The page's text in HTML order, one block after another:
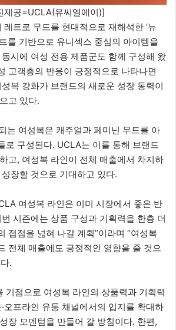
제공=UCLA(유씨엘에이)]
트로 무드를 현대적으로 재해석한 ‘뉴
를 기반으로 유니섹스 중심의 아이템을
시에 여성 전용 제품군도 함께 구성해 왔
고객층의 반응이 긍정적으로 나타나면
복 강화가 브랜드의 새로운 성장 동력이
고 있다.
는 여성복은 캐주얼과 페미닌 무드를 아
로 구성된다. UCLA는 이를 통해 브랜드
고, 여성복 라인이 전체 매출에서 차지하
장할 것으로 기대하고 있다.
여성복 라인은 이미 시장에서 좋은 반
시즌에는 상품 구성과 기획력을 한층 더
접점을 넓혀 나갈 계획”이라며 “여성복
전체 매출에도 긍정적인 영향을 줄 것으
.
기점으로 여성복 라인의 상품력과 기획력
오프라인 유통 채널에서의 입지를 확대하
장 모멘텀을 만들어 갈 방침이다. 한편,